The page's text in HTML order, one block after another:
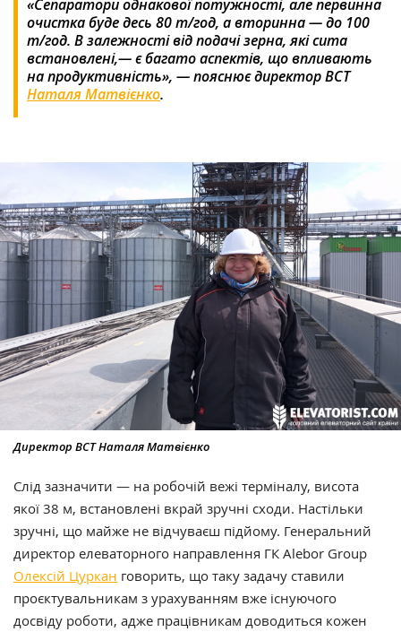
«Сепаратори однакової потужності, але первинна
очистка буде десь 80 т/год, а вторинна — до 100
т/год. В залежності від подачі зерна, які сита
встановлені,— є багато аспектів, що впливають
на продуктивність», — пояснює директор ВСТ
Наталя Матвієнко.
Директор ВСТ Наталя Матвієнко
Слід зазначити — на робочій вежі терміналу, висота
якої 38 м, встановлені вкрай зручні сходи. Настільки
зручні, що майже не відчуваєш підйому. Генеральний
директор елеваторного направлення ГК Alebor Group
Олексій Цуркан говорить, що таку задачу ставили
проєктувальникам з урахуванням вже існуючого
досвіду роботи, адже працівникам доводиться кожен